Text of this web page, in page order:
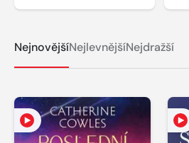
NejnovějšíNejlevnějšíNejdražší